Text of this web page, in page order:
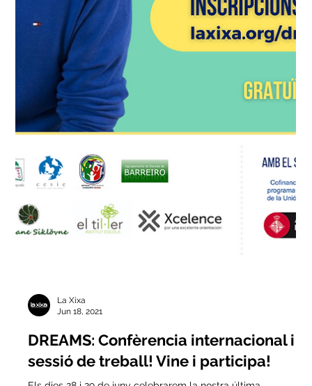
La Xixa
Jun 18, 2021
DREAMS: Confèrencia internacional i